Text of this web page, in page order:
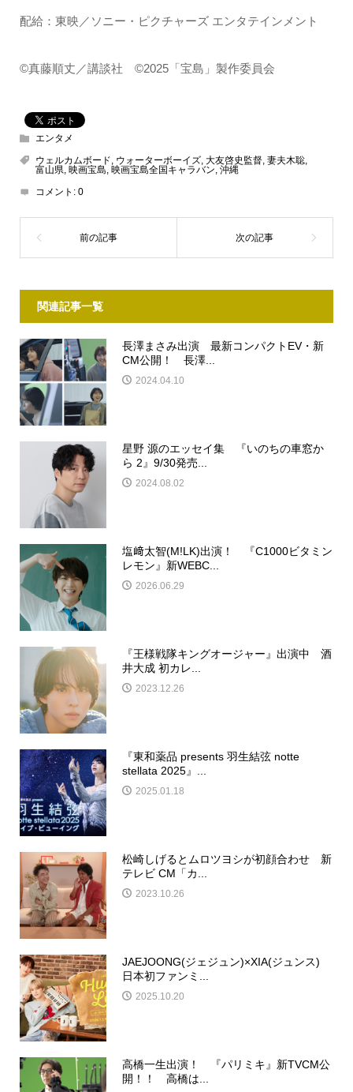
配給：東映／ソニー・ピクチャーズ エンタテインメント
©真藤順丈／講談社 ©2025「宝島」製作委員会
エンタメ
ウェルカムボード ウォーターボーイズ, 大友啓史監督, 妻夫木聡,
富山県 映画宝島 映画宝島全国キャラバン 沖縄
コメント: 0
関連記事一覧
長澤まさみ出演 最新コンパクトEV・新
CM公開！ 長澤...
2024.04.10
星野 源のエッセイ集 『いのちの車窓か
ら 2』9/30発売...
2024.08.02
塩﨑太智(M!LK)出演！ 『C1000ビタミン
レモン』新WEBC...
2026.06.29
『王様戦隊キングオージャー』出演中 酒
井大成 初カレ...
2023.12.26
『東和薬品 presents 羽生結弦 notte
stellata 2025』...
2025.01.18
松崎しげるとムロツヨシが初顔合わせ 新
テレビ CM「カ...
2023.10.26
JAEJOONG(ジェジュン)×XIA(ジュンス)
日本初ファンミ...
2025.10.20
高橋一生出演！ 『パリミキ』新TVCM公
開！！ 高橋は...